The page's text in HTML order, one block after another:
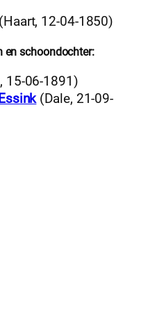
(Haart, 12-04-1850)
en schoondochter:
15-06-1891)
(Dale, 21-09-